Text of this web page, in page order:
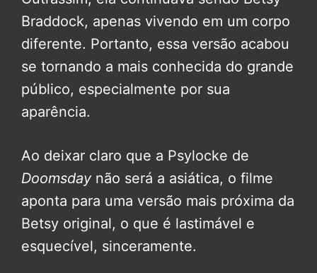
Braddock, apenas vivendo em um corpo
diferente. Portanto, essa versão acabou
se tornando a mais conhecida do grande
público, especialmente por sua
aparência.
Ao deixar claro que a Psylocke de
Doomsday não será a asiática, o filme
aponta para uma versão mais próxima da
Betsy original, o que é lastimável e
esquecível, sinceramente.